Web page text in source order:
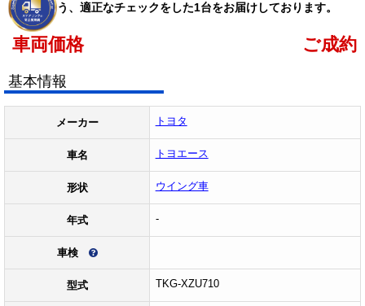
う、適正なチェックをした1台をお届けしております。
車両価格 ご成約
基本情報
メーカー トヨタ
車名 トヨエース
形状 ウイング車
年式 -
車検
型式 TKG-XZU710